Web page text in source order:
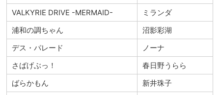
VALKYRIE DRIVE -MERMAID-
ミランダ
浦和の調ちゃん
沼影彩湖
デス・パレード
ノーナ
さばげぶっ！
春日野うらら
ばらかもん
新井珠子